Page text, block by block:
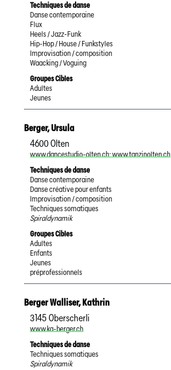
Techniques de danse
Danse contemporaine
Flux
Heels / Jazz-Funk
Hip-Hop / House / Funkstyles
Improvisation / composition
Waacking / Voguing
Groupes Cibles
Adultes
Jeunes
Berger,Ursula
4600Olten
www.dancestudio-olten.ch; www.tanzinolten.ch
Techniques de danse
Danse contemporaine
Danse créative pour enfants
Improvisation / composition
Techniques somatiques
Spiraldynamik
Groupes Cibles
Adultes
Enfants
Jeunes
préprofessionnels
Berger Walliser,Kathrin
3145 Oberscherli
www.ka-berger.ch
Techniques de danse
Techniques somatiques
Spiraldynamik